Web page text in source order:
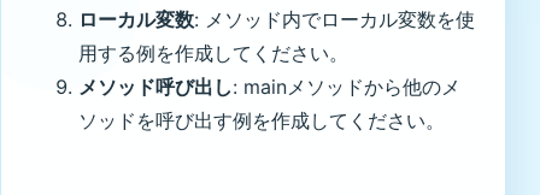
ローカル変数: メソッド内でローカル変数を使
用する例を作成してください。
メソッド呼び出し: mainメソッドから他のメ
ソッドを呼び出す例を作成してください。